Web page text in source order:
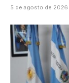
5 de agosto de 2026